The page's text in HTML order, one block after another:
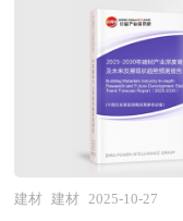
其在产业发展到
业来看，新兴行
迹。随着新兴行
经济结构中所占
取代煤炭、钢铁
经济发展的主要驱
规模构成、经营
解合金铝板行业
上，报告以丰富
读性和可视性，
业相关的数据、
业的大事记等，
动的行业全景图。
足日益增长的市
前，中国建材行
方面，传统的建
着产能过剩、环
和产业结构调整
另一方面，新型
建材 建材 2025-10-27